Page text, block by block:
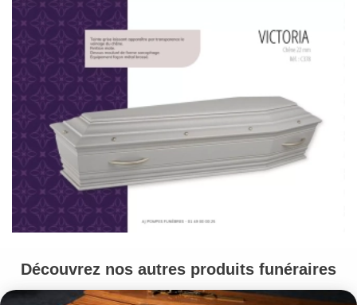
Découvrez nos autres produits funéraires